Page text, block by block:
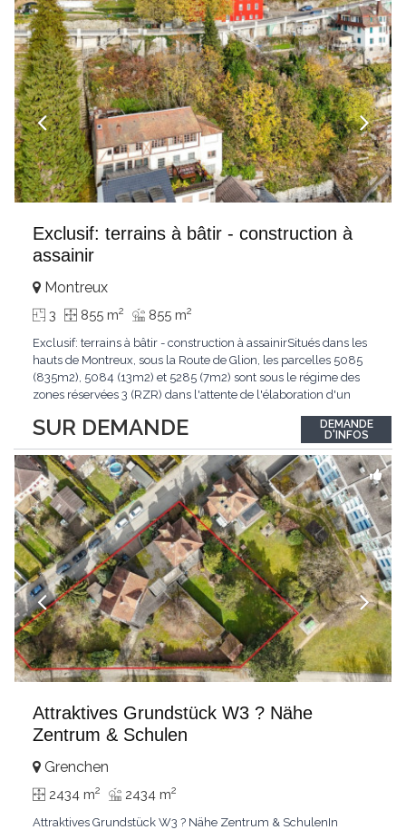
Exclusif: terrains à bâtir - construction à
assainir
SUR DEMANDE
Montreux
3 855 m2 855 m2
Exclusif: terrains à bâtir - construction à assainirSitués dans les
hauts de Montreux, sous la Route de Glion, les parcelles 5085
(835m2), 5084 (13m2) et 5285 (7m2) sont sous le régime des
zones réservées 3 (RZR) dans l'attente de l'élaboration d'un
proches du Temple St-Vincent dans un périmètre ISOS et
concernées par la modification...
DEMANDE
D'INFOS
Attraktives Grundstück W3 ? Nähe
Zentrum & Schulen
Grenchen
2434 m2 2434 m2
Attraktives Grundstück W3 ? Nähe Zentrum & SchulenIn